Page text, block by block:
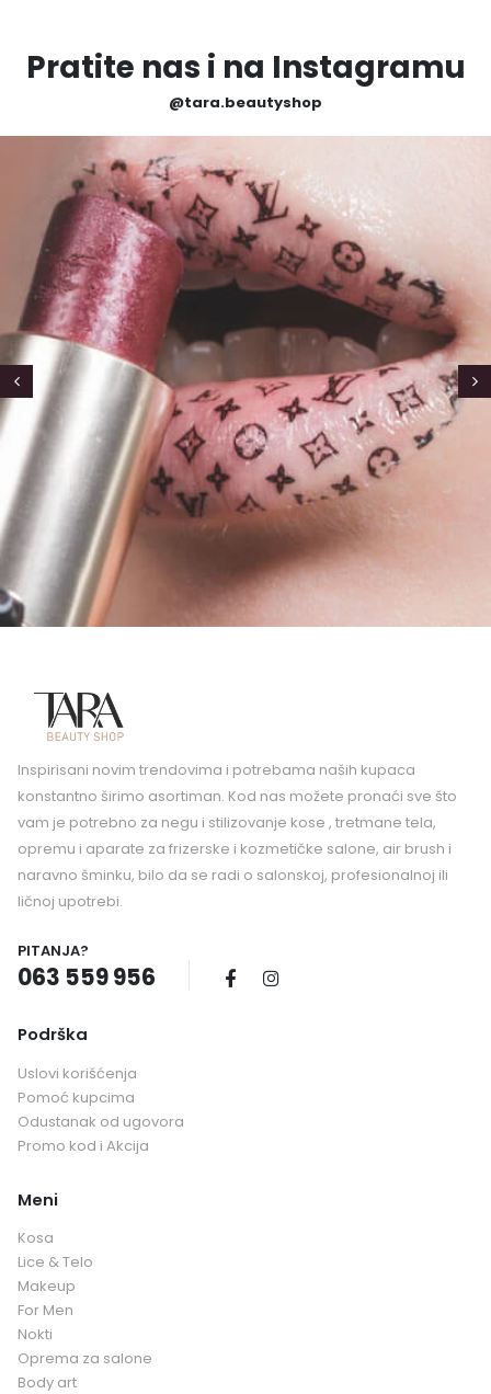
Pratite nas i na Instagramu
@tara.beautyshop
Inspirisani novim trendovima i potrebama naših kupaca
konstantno širimo asortiman. Kod nas možete pronaći sve što
vam je potrebno za negu i stilizovanje kose , tretmane tela,
opremu i aparate za frizerske i kozmetičke salone, air brush i
naravno šminku, bilo da se radi o salonskoj, profesionalnoj ili
ličnoj upotrebi.
PITANJA?
063 559 956
Podrška
Uslovi korišćenja
Pomoć kupcima
Odustanak od ugovora
Promo kod i Akcija
Meni
Kosa
Lice & Telo
Makeup
For Men
Nokti
Oprema za salone
Body art